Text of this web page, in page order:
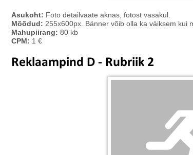
Asukoht: Foto detailvaate aknas, fotost vasakul.
Mõõdud: 255x600px. Bänner võib olla ka väiksem kui
Mahupiirang: 80 kb
CPM: 1 €
Reklaampind D - Rubriik 2